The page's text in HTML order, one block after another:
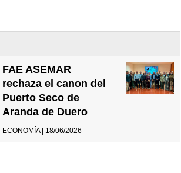
FAE ASEMAR
rechaza el canon del
Puerto Seco de
Aranda de Duero
ECONOMÍA | 18/06/2026